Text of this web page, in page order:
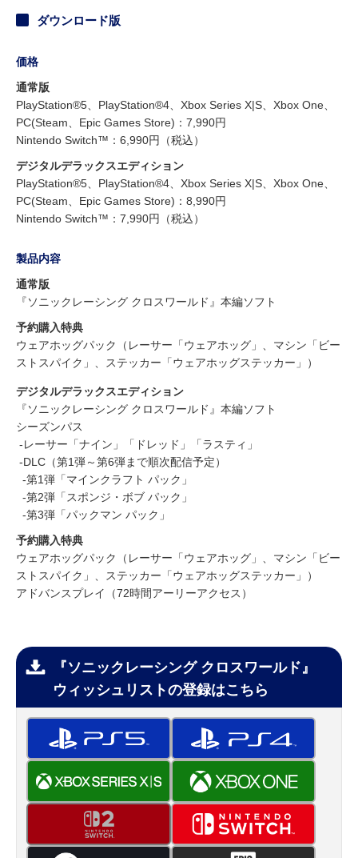
ダウンロード版
価格
通常版
PlayStation®5、PlayStation®4、Xbox Series X|S、Xbox One、
PC(Steam、Epic Games Store)：7,990円
Nintendo Switch™：6,990円（税込）
デジタルデラックスエディション
PlayStation®5、PlayStation®4、Xbox Series X|S、Xbox One、
PC(Steam、Epic Games Store)：8,990円
Nintendo Switch™：7,990円（税込）
製品内容
通常版
『ソニックレーシング クロスワールド』本編ソフト
予約購入特典
ウェアホッグパック（レーサー「ウェアホッグ」、マシン「ビー
ストスパイク」、ステッカー「ウェアホッグステッカー」）
デジタルデラックスエディション
『ソニックレーシング クロスワールド』本編ソフト
シーズンパス
-レーサー「ナイン」「ドレッド」「ラスティ」
-DLC（第1弾～第6弾まで順次配信予定）
-第1弾「マインクラフト パック」
-第2弾「スポンジ・ボブ パック」
-第3弾「パックマン パック」
予約購入特典
ウェアホッグパック（レーサー「ウェアホッグ」、マシン「ビー
ストスパイク」、ステッカー「ウェアホッグステッカー」）
アドバンスプレイ（72時間アーリーアクセス）
『ソニックレーシング クロスワールド』
ウィッシュリストの登録はこちら